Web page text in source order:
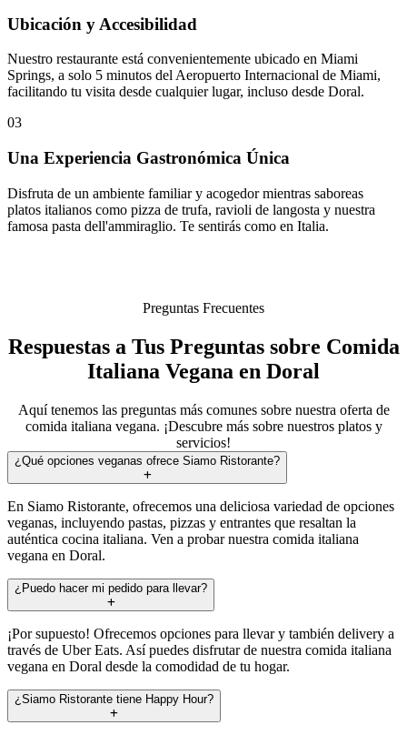
Ubicación y Accesibilidad
Nuestro restaurante está convenientemente ubicado en Miami
Springs, a solo 5 minutos del Aeropuerto Internacional de Miami,
facilitando tu visita desde cualquier lugar, incluso desde Doral.
03
Una Experiencia Gastronómica Única
Disfruta de un ambiente familiar y acogedor mientras saboreas
platos italianos como pizza de trufa, ravioli de langosta y nuestra
famosa pasta dell'ammiraglio. Te sentirás como en Italia.
Preguntas Frecuentes
Respuestas a Tus Preguntas sobre Comida
Italiana Vegana en Doral
Aquí tenemos las preguntas más comunes sobre nuestra oferta de
comida italiana vegana. ¡Descubre más sobre nuestros platos y
servicios!
¿Qué opciones veganas ofrece Siamo Ristorante?
En Siamo Ristorante, ofrecemos una deliciosa variedad de opciones
veganas, incluyendo pastas, pizzas y entrantes que resaltan la
auténtica cocina italiana. Ven a probar nuestra comida italiana
vegana en Doral.
¿Puedo hacer mi pedido para llevar?
¡Por supuesto! Ofrecemos opciones para llevar y también delivery a
través de Uber Eats. Así puedes disfrutar de nuestra comida italiana
vegana en Doral desde la comodidad de tu hogar.
¿Siamo Ristorante tiene Happy Hour?